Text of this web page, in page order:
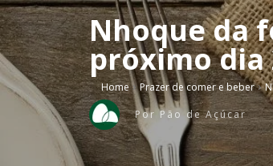
Nhoque da
próximo dia
Home › Prazer de comer e beber ›
PorPão de Açúcar